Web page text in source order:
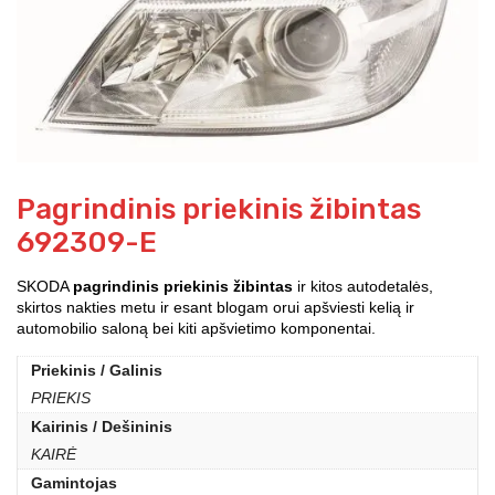
Pagrindinis priekinis žibintas
692309-E
SKODA pagrindinis priekinis žibintas ir kitos autodetalės,
skirtos nakties metu ir esant blogam orui apšviesti kelią ir
automobilio saloną bei kiti apšvietimo komponentai.
Priekinis / Galinis
PRIEKIS
Kairinis / Dešininis
KAIRĖ
Gamintojas